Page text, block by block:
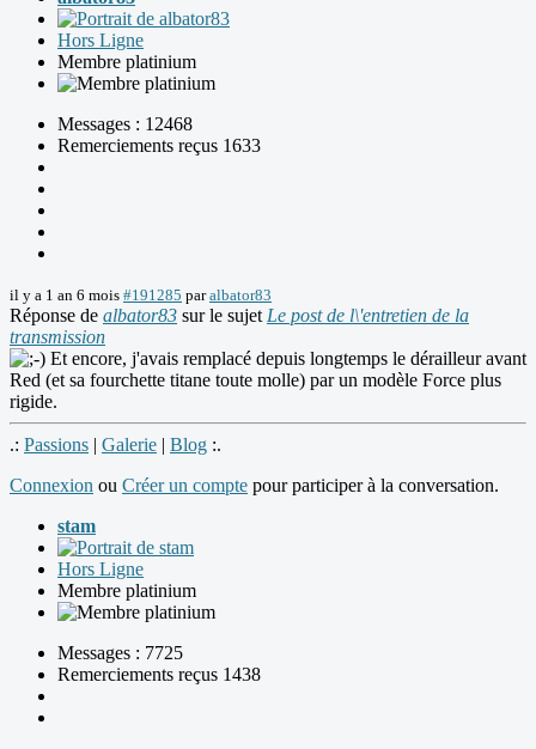
Hors Ligne
Membre platinium
Messages : 12468
Remerciements reçus 1633
il y a 1 an 6 mois #191285 paralbator83
Réponse de albator83 sur le sujet Le post de l\'entretien de la
transmission
Et encore, j'avais remplacé depuis longtemps le dérailleur avant
Red (et sa fourchette titane toute molle) par un modèle Force plus
rigide.
.: Passions | Galerie | Blog :.
Connexion ou Créer un compte pour participer à la conversation.
stam
Hors Ligne
Membre platinium
Messages : 7725
Remerciements reçus 1438